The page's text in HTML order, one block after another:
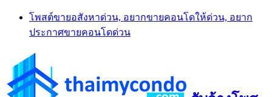
Skip
content
โพสต์ขายอสังหาด่วน, อยากขายคอนโดให้ด่วน, อยาก
ประกาศขายคอนโดด่วน